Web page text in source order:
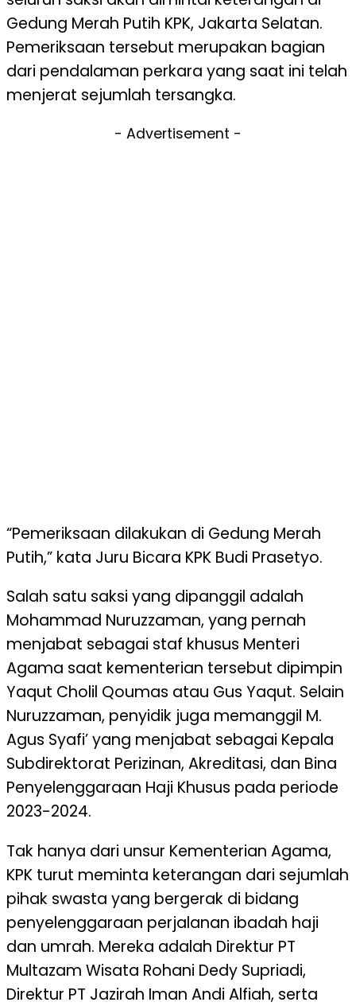
Gedung Merah Putih KPK, Jakarta Selatan.
Pemeriksaan tersebut merupakan bagian
dari pendalaman perkara yang saat ini telah
menjerat sejumlah tersangka.
- Advertisement -
“Pemeriksaan dilakukan di Gedung Merah
Putih,” kata Juru Bicara KPK Budi Prasetyo.
Salah satu saksi yang dipanggil adalah
Mohammad Nuruzzaman, yang pernah
menjabat sebagai staf khusus Menteri
Agama saat kementerian tersebut dipimpin
Yaqut Cholil Qoumas atau Gus Yaqut. Selain
Nuruzzaman, penyidik juga memanggil M.
Agus Syafi’ yang menjabat sebagai Kepala
Subdirektorat Perizinan, Akreditasi, dan Bina
Penyelenggaraan Haji Khusus pada periode
2023-2024.
Tak hanya dari unsur Kementerian Agama,
KPK turut meminta keterangan dari sejumlah
pihak swasta yang bergerak di bidang
penyelenggaraan perjalanan ibadah haji
dan umrah. Mereka adalah Direktur PT
Multazam Wisata Rohani Dedy Supriadi,
Direktur PT Jazirah Iman Andi Alfiah, serta